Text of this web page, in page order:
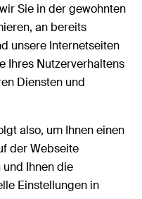
Sie in der gewohnten
an bereits
unsere Internetseiten
Ihres Nutzerverhaltens
Diensten und
also, um Ihnen einen
der Webseite
Ihnen die
Einstellungen in